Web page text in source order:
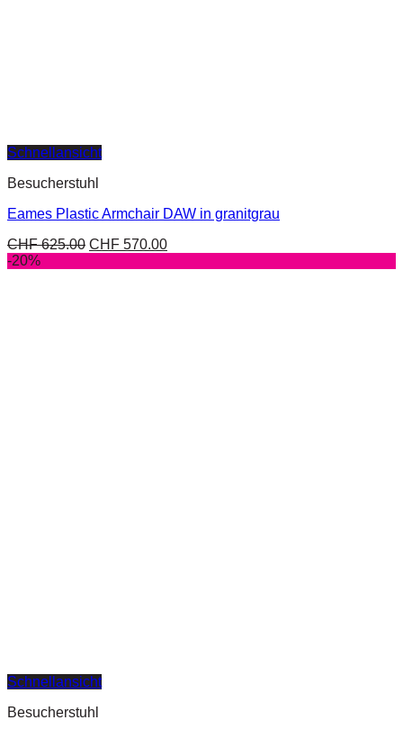
Schnellansicht
Besucherstuhl
Eames Plastic Armchair DAW in granitgrau
CHF625.00 CHF 570.00
-20%
Schnellansicht
Besucherstuhl